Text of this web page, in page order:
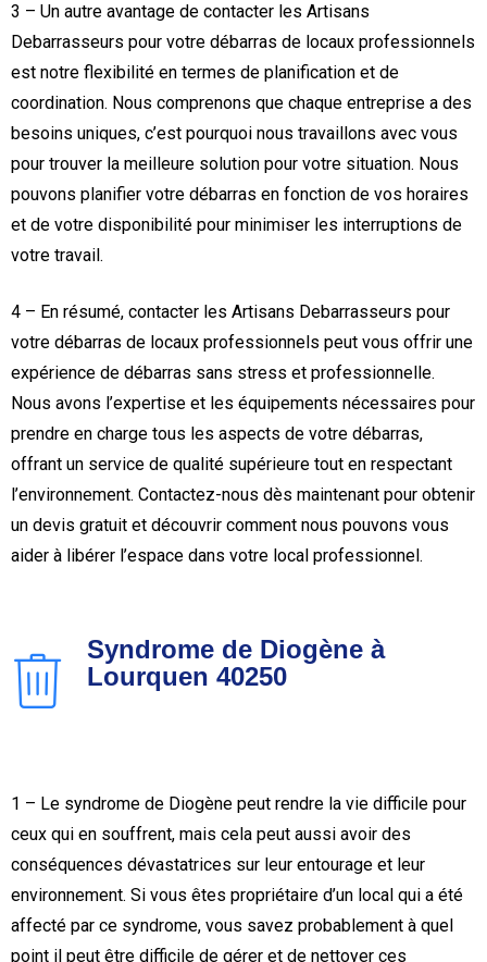
3 – Un autre avantage de contacter les Artisans
Debarrasseurs pour votre débarras de locaux professionnels
est notre flexibilité en termes de planification et de
coordination. Nous comprenons que chaque entreprise a des
besoins uniques, c’est pourquoi nous travaillons avec vous
pour trouver la meilleure solution pour votre situation. Nous
pouvons planifier votre débarras en fonction de vos horaires
et de votre disponibilité pour minimiser les interruptions de
votre travail.
4 – En résumé, contacter les Artisans Debarrasseurs pour
votre débarras de locaux professionnels peut vous offrir une
expérience de débarras sans stress et professionnelle.
Nous avons l’expertise et les équipements nécessaires pour
prendre en charge tous les aspects de votre débarras,
offrant un service de qualité supérieure tout en respectant
l’environnement. Contactez-nous dès maintenant pour obtenir
un devis gratuit et découvrir comment nous pouvons vous
aider à libérer l’espace dans votre local professionnel.
Syndrome de Diogène à
Lourquen 40250
1 – Le syndrome de Diogène peut rendre la vie difficile pour
ceux qui en souffrent, mais cela peut aussi avoir des
conséquences dévastatrices sur leur entourage et leur
environnement. Si vous êtes propriétaire d’un local qui a été
affecté par ce syndrome, vous savez probablement à quel
point il peut être difficile de gérer et de nettoyer ces